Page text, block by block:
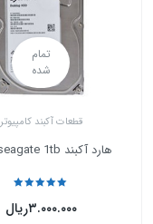
تمام
شده
قطعات آکبند کامپیوتر
هارد آکبند hard seagate 1tb
ریال۳.۰۰۰.۰۰۰